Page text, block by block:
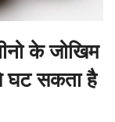
के जोखिम
घट सकता है